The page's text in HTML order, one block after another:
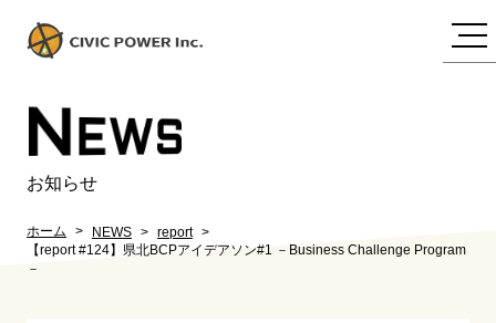
NEWS
お知らせ
ホーム NEWS
report
【report #124】県北BCPアイデアソン#1 －Business Challenge Program
－